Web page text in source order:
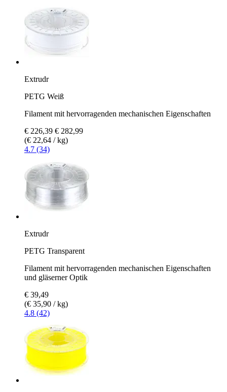
Extrudr
PETG Weiß
Filament mit hervorragenden mechanischen Eigenschaften
€ 226,39 € 282,99
(€ 22,64 / kg)
4.7 (34)
Extrudr
PETG Transparent
Filament mit hervorragenden mechanischen Eigenschaften
und gläserner Optik
€ 39,49
(€ 35,90 / kg)
4.8 (42)